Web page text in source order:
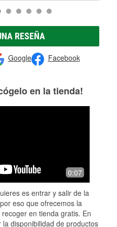
RESEÑA
Google Facebook
en la tienda!
0:07
es entrar y salir de la
eso que ofrecemos la
en tienda gratis. En
disponibilidad de productos